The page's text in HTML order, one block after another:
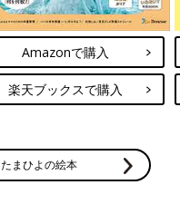
Amazonで購入
楽天ブックスで購入
たまひよの絵本